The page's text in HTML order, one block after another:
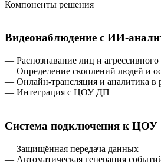
Компоненты решения
Видеонаблюдение с ИИ-
— Распознавание лиц и агрессивного
— Определение скоплений людей и
— Онлайн-трансляция и аналитика в
— Интеграция с ЦОУ ДП
Система подключения к ЦОУ
— Защищённая передача данных
— Автоматическая генерация